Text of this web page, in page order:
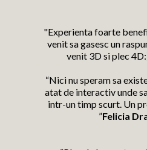
"Experienta foarte
venit sa gasesc un
venit 3D si plec
“Nici nu speram sa
atat de interactiv unde
intr-un timp scurt. Un
”Felicia